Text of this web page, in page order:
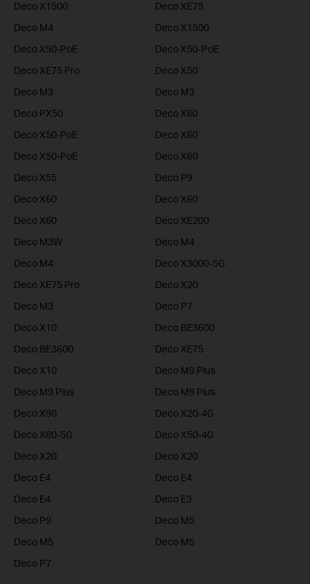
Deco X1500
Deco XE75
Deco M4
Deco X1500
Deco X50-PoE
Deco X50-PoE
Deco XE75 Pro
Deco X50
Deco M3
Deco M3
Deco PX50
Deco X60
Deco X50-PoE
Deco X60
Deco X50-PoE
Deco X60
Deco X55
Deco P9
Deco X60
Deco X60
Deco X60
Deco XE200
Deco M3W
Deco M4
Deco M4
Deco X3000-5G
Deco XE75 Pro
Deco X20
Deco M3
Deco P7
Deco X10
Deco BE3600
Deco BE3600
Deco XE75
Deco X10
Deco M9 Plus
Deco M9 Plus
Deco M9 Plus
Deco X90
Deco X20-4G
Deco X80-5G
Deco X50-4G
Deco X20
Deco X20
Deco E4
Deco E4
Deco E4
Deco E3
Deco P9
Deco M5
Deco M5
Deco M5
Deco P7